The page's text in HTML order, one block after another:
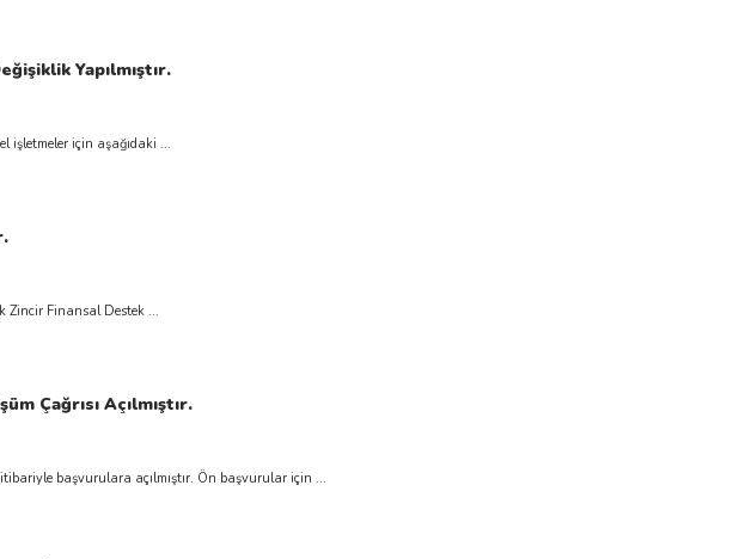
Yapılmıştır.
işletmeler için aşağıdaki ...
Zincir Finansal Destek ...
Çağrısı Açılmıştır.
başvurulara açılmıştır. Ön başvurular için ...